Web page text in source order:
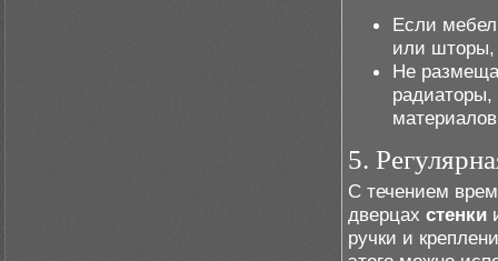
Если
или шторы,
Не
5.
С течением
дверцах стенки
ручки и